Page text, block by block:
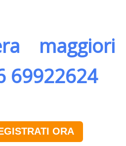
69922624
ORA